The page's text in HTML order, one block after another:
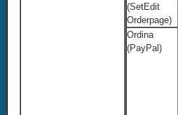
(SetEdit
Orderpage)
Ordina
(PayPal)